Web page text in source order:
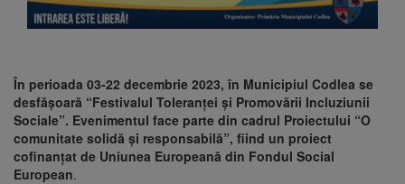
În perioada 03-22 decembrie 2023, în Municipiul Codlea se
desfășoară “Festivalul Toleranței și Promovării Incluziunii
Sociale”. Evenimentul face parte din cadrul Proiectului “O
comunitate solidă și responsabilă”, fiind un proiect
cofinanțat de Uniunea Europeană din Fondul Social
European.